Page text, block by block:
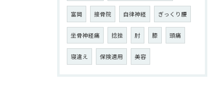
富岡 接骨院 自律神経 ぎっくり腰
坐骨神経痛 捻挫 肘 膝 頭痛
寝違え 保険適用 美容